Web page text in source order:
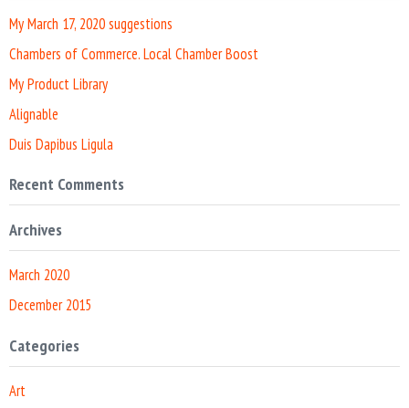
My March 17, 2020 suggestions
Chambers of Commerce. Local Chamber Boost
My Product Library
Alignable
Duis Dapibus Ligula
Recent Comments
Archives
March 2020
December 2015
Categories
Art